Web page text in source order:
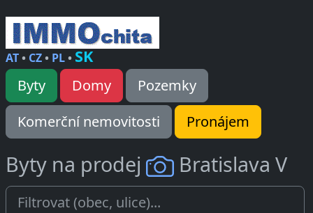
AT• CZ• PL• SK
Byty Domy
Pozemky
Komerční nemovitosti
Pronájem
Byty na prodej Bratislava V